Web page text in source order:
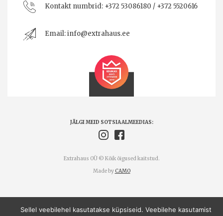
Kontakt numbrid: +372 53086180 / +372 5520616
Email:info@extrahaus.ee
Extrahaus OÜ © Kõik õigused kaitstud.
JÄLGI MEID SOTSIAALMEEDIAS:
Made by CAMO
Sellel veebilehel kasutatakse küpsiseid. Veebilehe kasutamist